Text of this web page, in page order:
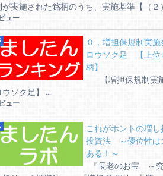
が実施された銘柄のうち、実施基準【（２
ュー
０．増担保規制実施
ロウソク足 【上位
柄】
【増担保規制実
ウソク足】 ...
ュー
これがホントの増し
投資法 ～優位性は
ある！～
『長老のお宝 ～